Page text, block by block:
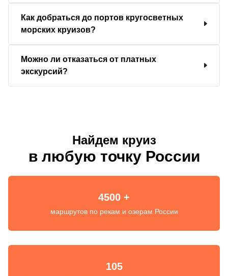
Как добраться до портов кругосветных
морских круизов?
Можно ли отказаться от платных
экскурсий?
Найдем круиз
в любую точку России
4500 +
маршрутов по рекам и озерам России
105